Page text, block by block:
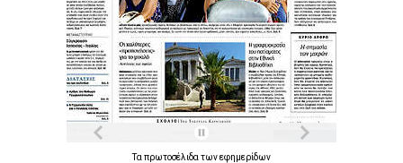
Τα πρωτοσέλιδα τωνεφημερίδων